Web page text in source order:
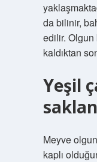
da bilinir,
edilir.
kaldıktan
Yeşil
Meyve
kaplı